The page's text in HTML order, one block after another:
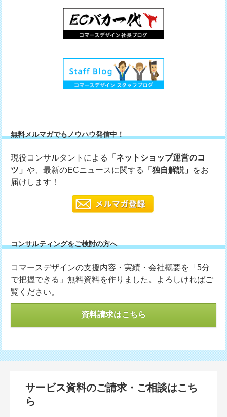
無料メルマガでもノウハウ発信中！
現役コンサルタントによる
「ネットショップ運営のコ
ツ」や、最新のECニュースに関する 「独自解説」 をお
届けします！
コンサルティングをご検討の方へ
コマースデザインの支援内容・実績・会社概要を「5分
で把握できる」無料資料を作りました。よろしければご
覧ください。
資料請求はこちら
サービス資料のご請求・ご相談はこち
ら